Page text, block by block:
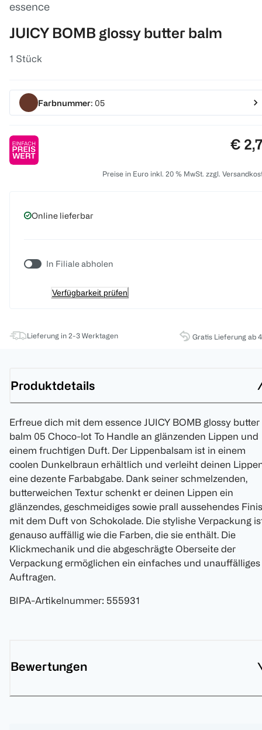
essence
JUICY BOMB glossy butter balm
1 Stück
Farbnummer: 05
€
Preise in Euro inkl. 20 % MwSt. zzgl.
Online lieferbar
In Filiale abholen
Verfügbarkeit prüfen
Lieferung in 2-3 Werktagen Gratis Lieferung ab
Produktdetails
Erfreue dich mit dem essence JUICY BOMB glossy butter
balm 05 Choco-lot To Handle an glänzenden Lippen und
einem fruchtigen Duft. Der Lippenbalsam ist in einem
coolen Dunkelbraun erhältlich und verleiht deinen
eine dezente Farbabgabe. Dank seiner schmelzenden,
butterweichen Textur schenkt er deinen Lippen ein
glänzendes, geschmeidiges sowie prall aussehendes
mit dem Duft von Schokolade. Die stylishe Verpackung
genauso auffällig wie die Farben, die sie enthält. Die
Klickmechanik und die abgeschrägte Oberseite der
Verpackung ermöglichen ein einfaches und unauffälliges
Auftragen.
BIPA-Artikelnummer: 555931
Bewertungen